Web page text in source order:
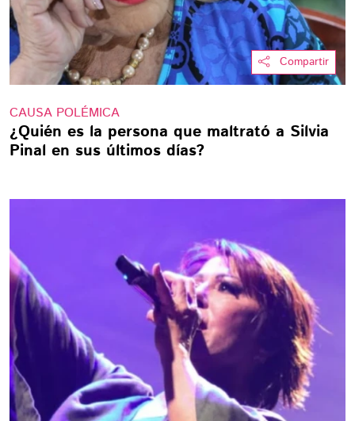
Compartir
CAUSA POLÉMICA
¿Quién es la persona que maltrató a Silvia
Pinal en sus últimos días?